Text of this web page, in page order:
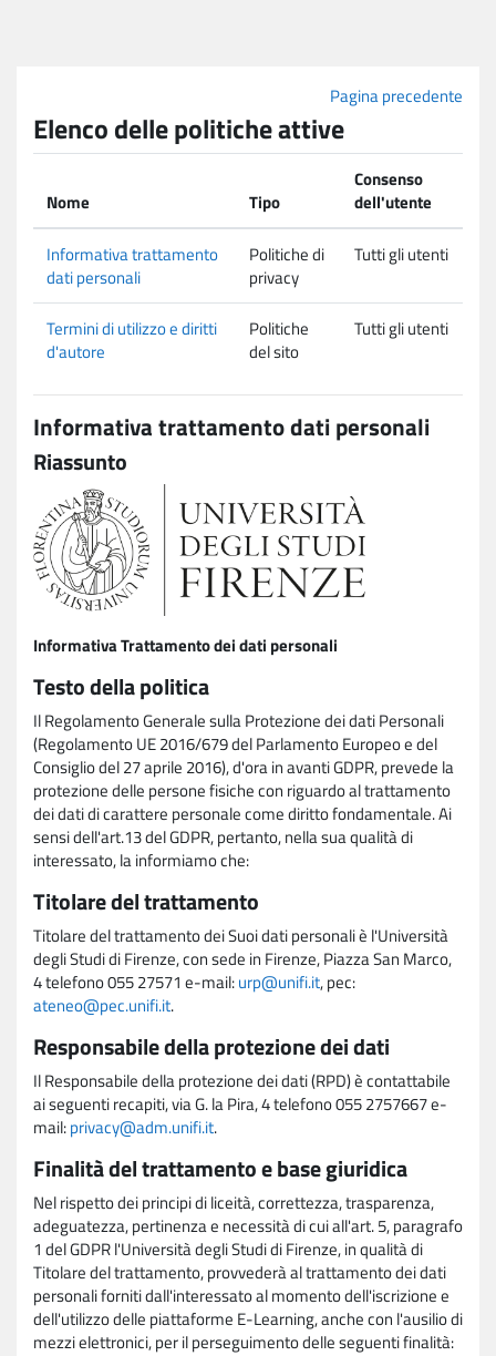
Pagina precedente
Elenco delle politiche attive
Nome Tipo
Consenso
dell'utente
Informativa trattamento
dati personali
Politiche di
privacy
Tutti gli utenti
Termini di utilizzo e diritti
d'autore
Politiche
del sito
Tutti gli utenti
Informativa trattamento dati personali
Riassunto
Informativa Trattamento dei dati personali
Testo della politica
Il Regolamento Generale sulla Protezione dei dati Personali
(Regolamento UE 2016/679 del Parlamento Europeo e del
Consiglio del 27 aprile 2016), d'ora in avanti GDPR, prevede la
protezione delle persone fisiche con riguardo al trattamento
dei dati di carattere personale come diritto fondamentale. Ai
sensi dell'art.13 del GDPR, pertanto, nella sua qualità di
interessato, la informiamo che:
Titolare del trattamento
Titolare del trattamento dei Suoi dati personali è l'Università
degli Studi di Firenze, con sede in Firenze, Piazza San Marco,
4 telefono 055 27571 e-mail:urp@unifi.it, pec:
ateneo@pec.unifi.it.
Responsabile della protezione dei dati
Il Responsabile della protezione dei dati (RPD) è contattabile
ai seguenti recapiti, via G. la Pira, 4 telefono 055 2757667 e-
mail:privacy@adm.unifi.it.
Finalità del trattamento e base giuridica
Nel rispetto dei principi di liceità, correttezza, trasparenza,
adeguatezza, pertinenza e necessità di cui all'art. 5, paragrafo
1 del GDPR l'Università degli Studi di Firenze, in qualità di
Titolare del trattamento, provvederà al trattamento dei dati
personali forniti dall'interessato al momento dell'iscrizione e
dell'utilizzo delle piattaforme E-Learning, anche con l'ausilio di
mezzi elettronici, per il perseguimento delle seguenti finalità: